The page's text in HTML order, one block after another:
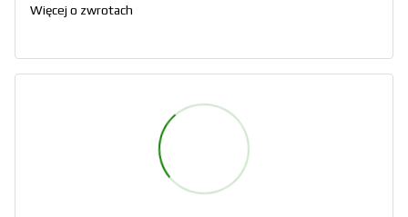
Więcej o zwrotach